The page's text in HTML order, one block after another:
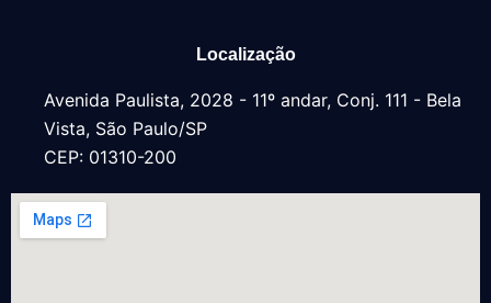
Localização
Avenida Paulista, 2028 - 11º andar, Conj. 111 - Bela
Vista, São Paulo/SP
CEP: 01310-200